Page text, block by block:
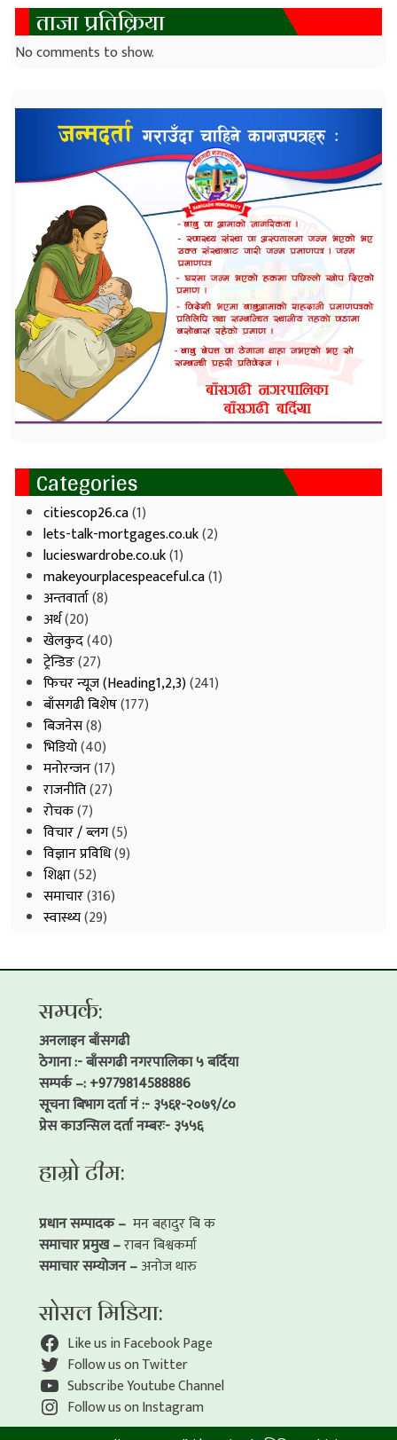
ताजा प्रतिक्रिया
No comments to show.
Categories
citiescop26.ca(1)
lets-talk-mortgages.co.uk(2)
lucieswardrobe.co.uk(1)
makeyourplacespeaceful.ca(1)
अन्तवार्ता(8)
अर्थ(20)
खेलकुद(40)
ट्रेन्डिङ(27)
फिचर न्यूज (Heading1,2,3)(241)
बाँसगढी बिशेष(177)
बिजनेस(8)
भिडियाे(40)
मनोरन्जन(17)
राजनीति(27)
रोचक(7)
विचार / ब्लग(5)
विज्ञान प्रविधि(9)
शिक्षा(52)
समाचार(316)
स्वास्थ्य(29)
सम्पर्क:
अनलाइन बाँसगढी
ठेगाना :- बाँसगढी नगरपालिका ५ बर्दिया
सम्पर्क –: +9779814588886
सूचना बिभाग दर्ता नं :- ३५६१-२०७९/८०
प्रेस काउन्सिल दर्ता नम्बरः- ३५५६
हाम्रो टीम:
प्रधान सम्पादक – मन बहादुर बि क
समाचार प्रमुख –राबन बिश्वकर्मा
समाचार सम्योजन –अनोज थारु
सोसल मिडिया:
Like us in Facebook Page
Follow us on Twitter
Subscribe Youtube Channel
Follow us on Instagram